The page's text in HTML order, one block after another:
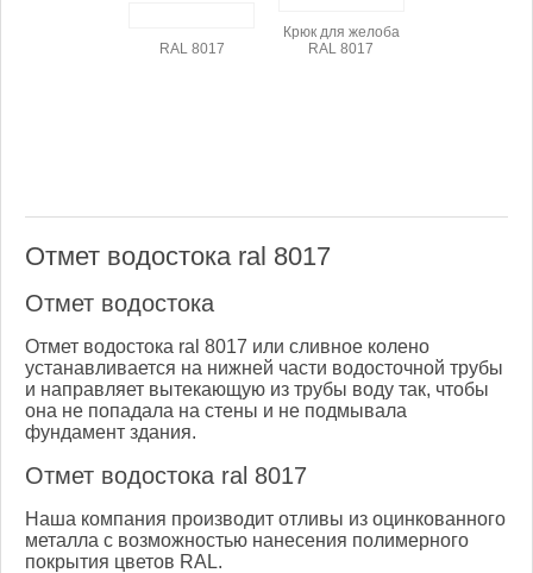
RAL 8017
Крюк для желоба
RAL 8017
Отмет водостока ral 8017
Отмет водостока
Отмет водостока ral 8017 или сливное колено
устанавливается на нижней части водосточной трубы
и направляет вытекающую из трубы воду так, чтобы
она не попадала на стены и не подмывала
фундамент здания.
Отмет водостока ral 8017
Наша компания производит отливы из оцинкованного
металла с возможностью нанесения полимерного
покрытия цветов RAL.